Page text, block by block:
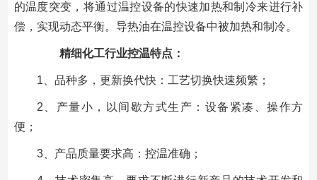
的温度突变，将通过温控设备的快速加热和制冷来进行补
偿，实现动态平衡。导热油在温控设备中被加热和制冷。
精细化工行业控温特点：
1、品种多，更新换代快：工艺切换快速频繁；
2、产量小，以间歇方式生产：设备紧凑、操作方
便；
3、产品质量要求高：控温准确；